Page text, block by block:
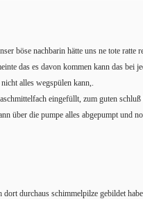
böse nachbarin hätte uns ne tote ratte
das es davon kommen kann das bei
alles wegspülen kann,.
eingefüllt, zum guten
über die pumpe alles abgepumpt und
durchaus schimmelpilze gebildet